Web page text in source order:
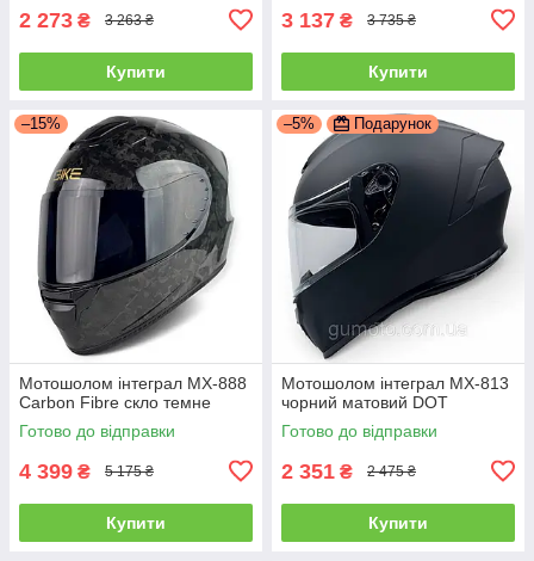
2 273 ₴ 3 263 ₴
Купити
3 137 ₴ 3 735 ₴
Купити
–15%
Мотошолом інтеграл MX-888
Carbon Fibre скло темне
Готово до відправки
4 399 ₴ 5 175 ₴
Купити
–5% Подарунок
Мотошолом інтеграл MX-813
чорний матовий DOT
Готово до відправки
2 351 ₴ 2 475 ₴
Купити